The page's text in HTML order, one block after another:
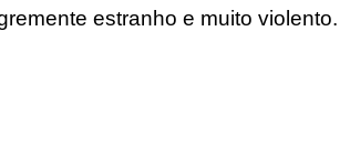
estranho e muito violento.